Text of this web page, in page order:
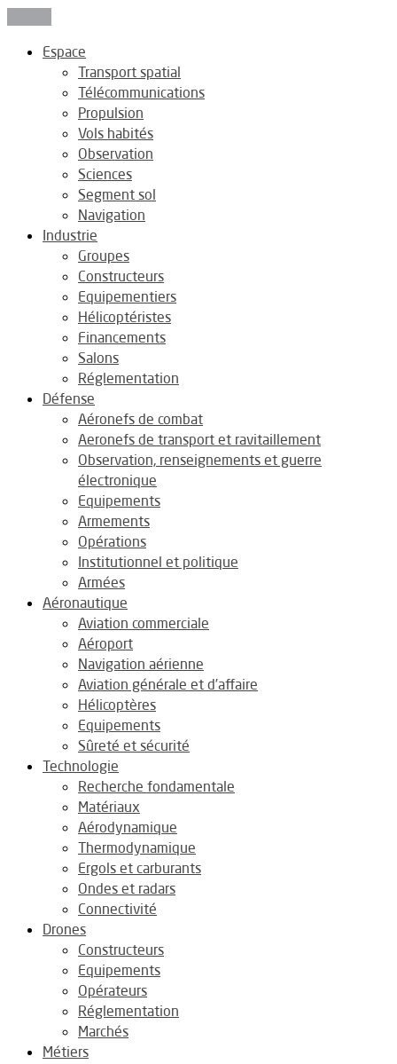
Espace
Transport spatial
Télécommunications
Propulsion
Vols habités
Observation
Sciences
Segment sol
Navigation
Industrie
Groupes
Constructeurs
Equipementiers
Hélicoptéristes
Financements
Salons
Réglementation
Défense
Aéronefs de combat
Aeronefs de transport et ravitaillement
Observation, renseignements et guerre
électronique
Equipements
Armements
Opérations
Institutionnel et politique
Armées
Aéronautique
Aviation commerciale
Aéroport
Navigation aérienne
Aviation générale et d’affaire
Hélicoptères
Equipements
Sûreté et sécurité
Technologie
Recherche fondamentale
Matériaux
Aérodynamique
Thermodynamique
Ergols et carburants
Ondes et radars
Connectivité
Drones
Constructeurs
Equipements
Opérateurs
Réglementation
Marchés
Métiers